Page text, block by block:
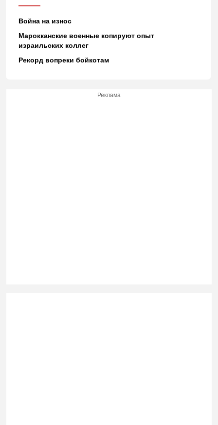
Война на износ
Марокканские военные копируют опыт
израильских коллег
Рекорд вопреки бойкотам
Реклама